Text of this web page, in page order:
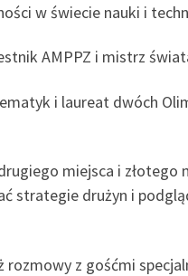
w świecie nauki i
AMPPZ i mistrz
i laureat dwóch
miejsca i złotego
strategie drużyn i
z gośćmi